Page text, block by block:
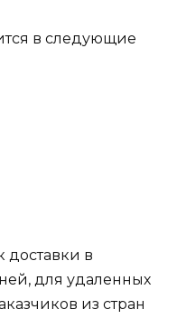
в следующие
доставки в
для удаленных
из стран